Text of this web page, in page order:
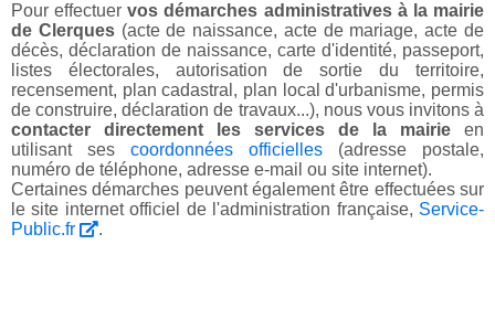
Pour effectuervos démarches administratives à la mairie
de Clerques(acte de naissance, acte de mariage, acte de
décès, déclaration de naissance, carte d'identité, passeport,
listes électorales, autorisation de sortie du territoire,
recensement, plan cadastral, plan local d'urbanisme, permis
de construire, déclaration de travaux...), nous vous invitons à
contacter directement les services de la mairie en
utilisant ses coordonnées officielles (adresse postale,
numéro de téléphone, adresse e-mail ou site internet).
Certaines démarches peuvent également être effectuées sur
le site internet officiel de l'administration française, Service-
Public.fr
.